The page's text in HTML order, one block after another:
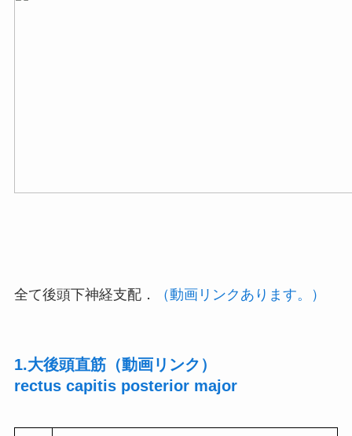
全て後頭下神経支配． （動画リンクあります。）
1.大後頭直筋（動画リンク）
rectus capitis posterior major